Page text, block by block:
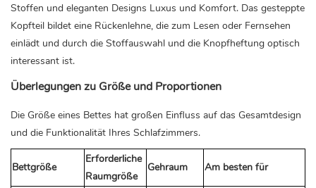
Stoffen und eleganten Designs Luxus und Komfort. Das gesteppte
Kopfteil bildet eine Rückenlehne, die zum Lesen oder Fernsehen
einlädt und durch die Stoffauswahl und die Knopfheftung optisch
interessant ist.
Überlegungen zu Größe und Proportionen
Die Größe eines Bettes hat großen Einfluss auf das Gesamtdesign
und die Funktionalität Ihres Schlafzimmers.
Bettgröße
Erforderliche
Raumgröße
Gehraum Am besten für